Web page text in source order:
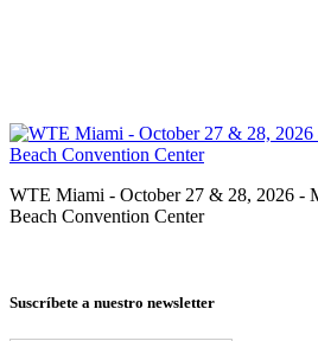
WTE Miami - October 27 & 28, 2026 -
Beach Convention Center
Suscríbete a nuestro newsletter